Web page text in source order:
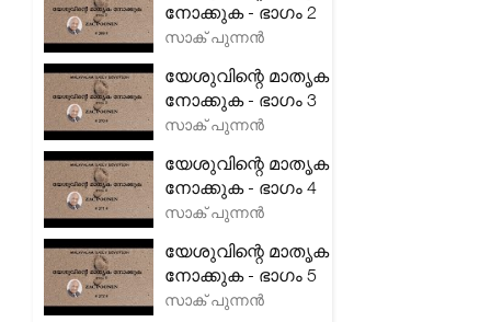
നോക്കുക - ഭാഗം 2
സാക് പുന്നൻ
യേശുവിന്റെ മാതൃക
നോക്കുക - ഭാഗം 3
സാക് പുന്നൻ
യേശുവിന്റെ മാതൃക
നോക്കുക - ഭാഗം 4
സാക് പുന്നൻ
യേശുവിന്റെ മാതൃക
നോക്കുക - ഭാഗം 5
സാക് പുന്നൻ